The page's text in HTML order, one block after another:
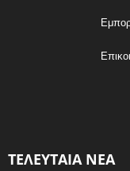
ΤΕΛΕΥΤΑΙΑ ΝΕΑ